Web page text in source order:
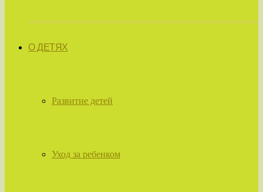
О ДЕТЯХ
Развитие детей
Уход за ребенком